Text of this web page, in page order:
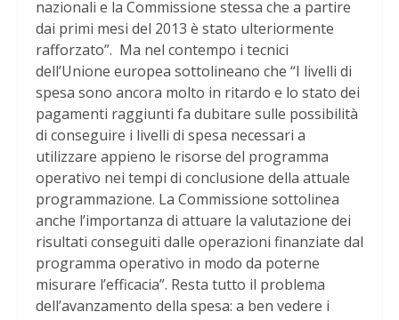
nazionali e la Commissione stessa che a partire
dai primi mesi del 2013 è stato ulteriormente
rafforzato”. Ma nel contempo i tecnici
dell’Unione europea sottolineano che “I livelli di
spesa sono ancora molto in ritardo e lo stato dei
pagamenti raggiunti fa dubitare sulle possibilità
di conseguire i livelli di spesa necessari a
utilizzare appieno le risorse del programma
operativo nei tempi di conclusione della attuale
programmazione. La Commissione sottolinea
anche l’importanza di attuare la valutazione dei
risultati conseguiti dalle operazioni finanziate dal
programma operativo in modo da poterne
misurare l’efficacia”. Resta tutto il problema
dell’avanzamento della spesa: a ben vedere i